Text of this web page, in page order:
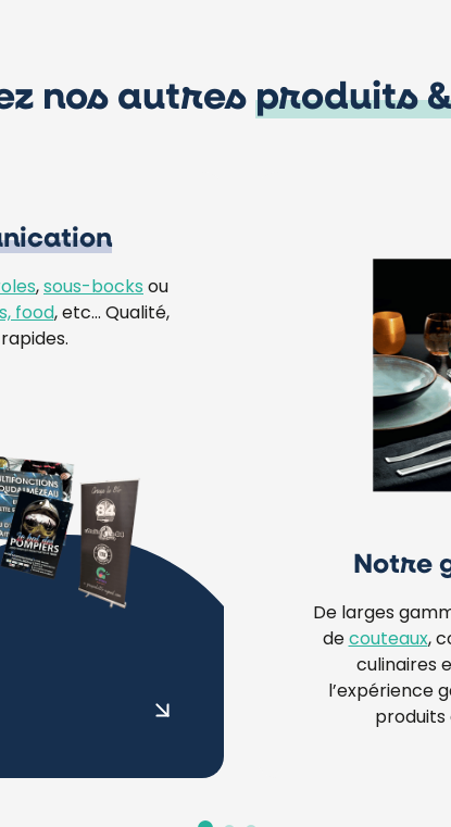
nos autres produits
, sous-bocks ou
food, etc… Qualité,
Notre
De larges
de couteaux,
culinaires
l’expérience
produits